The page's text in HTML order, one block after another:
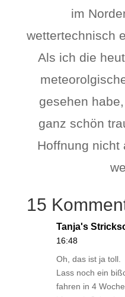
im
wettertechnisch
Als ich die
gesehen
ganz schön
Hoffnung nicht
15
Tanja's
16:48
Oh, das ist ja toll.
Lass noch ein
fahren in 4